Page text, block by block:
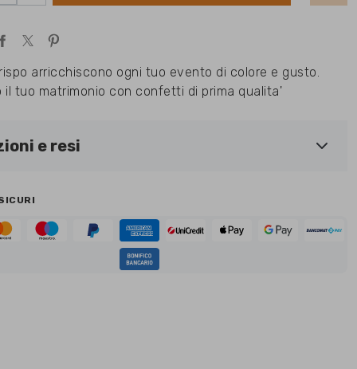
arricchiscono ogni tuo evento di colore e gusto.
il tuo matrimonio con confetti di prima qualita'
e resi